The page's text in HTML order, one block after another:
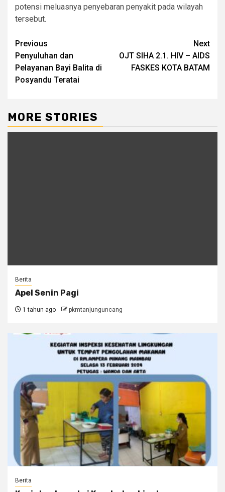
potensi meluasnya penyebaran penyakit pada wilayah
tersebut.
Continue
Reading
Previous
Penyuluhan dan
Pelayanan Bayi Balita di
Posyandu Teratai
Next
OJT SIHA 2.1. HIV – AIDS
FASKES KOTA BATAM
MORE STORIES
Berita
Apel Senin Pagi
1 tahun ago pkmtanjunguncang
Berita